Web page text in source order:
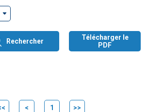
Rechercher
Télécharger le
PDF
< 1 >>